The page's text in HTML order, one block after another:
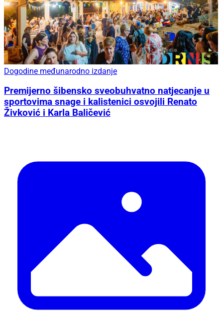
Dogodine međunarodno izdanje
Premijerno šibensko sveobuhvatno natjecanje u
sportovima snage i kalistenici osvojili Renato
Živković i Karla Baličević